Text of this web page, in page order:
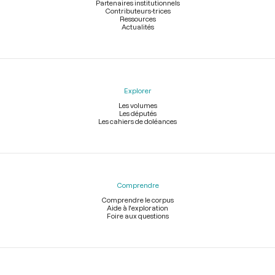
Partenaires institutionnels
Contributeurs-trices
Ressources
Actualités
Explorer
Les volumes
Les députés
Les cahiers de doléances
Comprendre
Comprendre le corpus
Aide à l'exploration
Foire aux questions